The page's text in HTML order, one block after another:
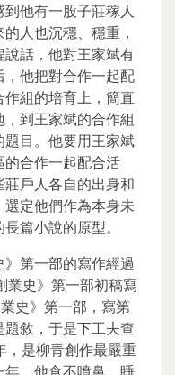
他有一股子莊稼人
人也沉穩、穩重，
話，他對王家斌有
他把對合作一起配
組的培育上，簡直
到王家斌的合作組
目。他要用王家斌
合作一起配合活
戶人各自的出身和
定他們作為本身未
篇小說的原型。
第一部的寫作經過
業史》第一部初稿寫
史》第一部，寫第
敘，于是下工夫查
，是柳青創作最嚴重